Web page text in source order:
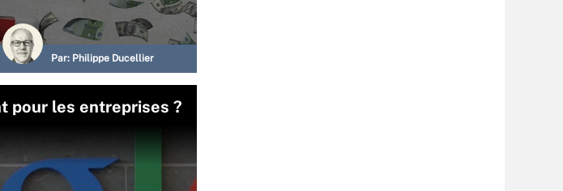
Par: Philippe Ducellier
pour les entreprises ?